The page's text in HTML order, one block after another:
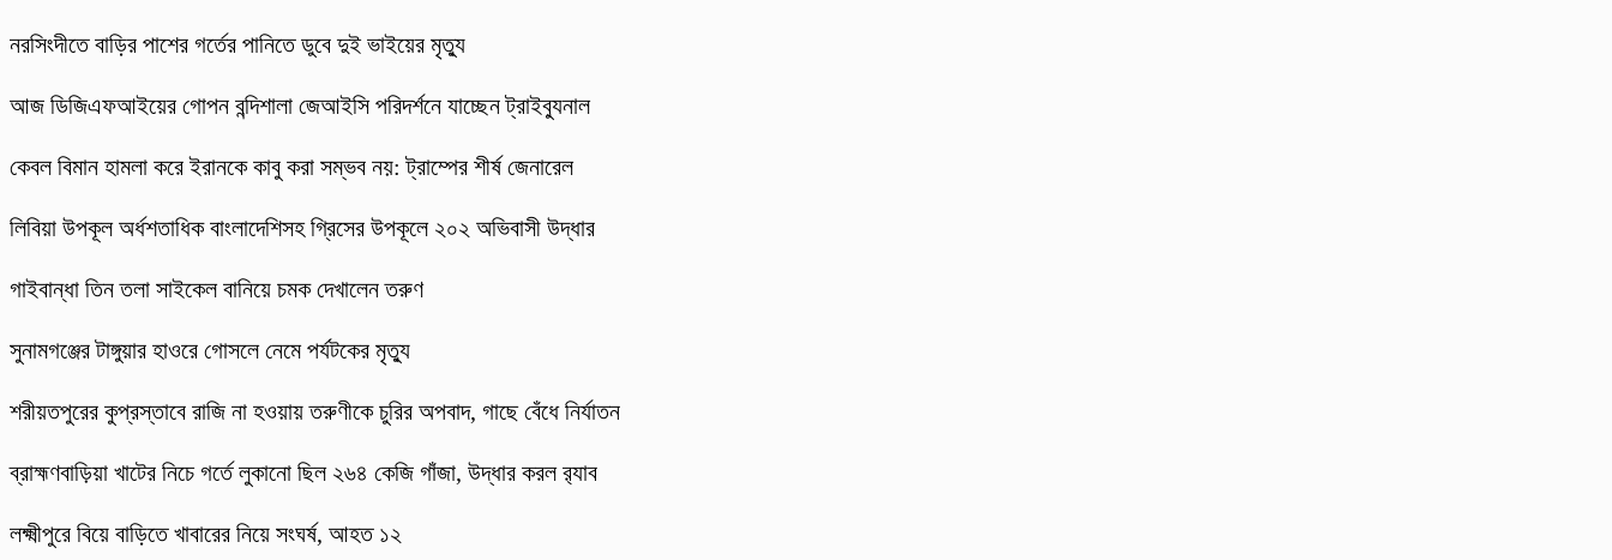
নরসিংদীতে বাড়ির পাশের গর্তের পানিতে ডুবে দুই ভাইয়ের মৃত্যু
আজ ডিজিএফআইয়ের গোপন বন্দিশালা জেআইসি পরিদর্শনে যাচ্ছেন ট্রাইব্যুনাল
কেবল বিমান হামলা করে ইরানকে কাবু করা সম্ভব নয়: ট্রাম্পের শীর্ষ জেনারেল
লিবিয়া উপকূল অর্ধশতাধিক বাংলাদেশিসহ গ্রিসের উপকূলে ২০২ অভিবাসী উদ্ধার
গাইবান্ধা তিন তলা সাইকেল বানিয়ে চমক দেখালেন তরুণ
সুনামগঞ্জের টাঙ্গুয়ার হাওরে গোসলে নেমে পর্যটকের মৃত্যু
শরীয়তপুরের কুপ্রস্তাবে রাজি না হওয়ায় তরুণীকে চুরির অপবাদ, গাছে বেঁধে নির্যাতন
ব্রাহ্মণবাড়িয়া খাটের নিচে গর্তে লুকানো ছিল ২৬৪ কেজি গাঁজা, উদ্ধার করল র‍্যাব
লক্ষ্মীপুরে বিয়ে বাড়িতে খাবারের নিয়ে সংঘর্ষ, আহত ১২